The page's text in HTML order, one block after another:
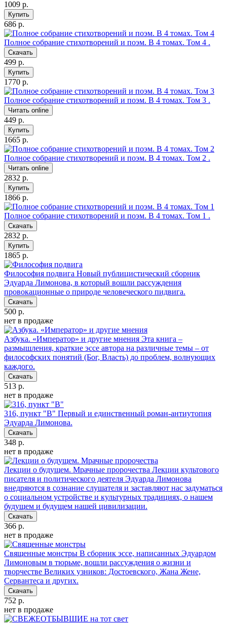
1009 р.
Купить
686 р.
Полное собрание стихотворений и поэм. В 4 томах. Том 4 .
Скачать
499 р.
Купить
1770 р.
Полное собрание стихотворений и поэм. В 4 томах. Том 3 .
Читать online
449 р.
Купить
1665 р.
Полное собрание стихотворений и поэм. В 4 томах. Том 2 .
Читать online
2832 р.
Купить
1866 р.
Полное собрание стихотворений и поэм. В 4 томах. Том 1 .
Скачать
2832 р.
Купить
1865 р.
Философия подвига Новый публицистический сборник
Эдуарда Лимонова, в который вошли рассуждения
провокационные о природе человеческого пидвига.
Скачать
500 р.
нет в продаже
Азбука. «Император» и другие мнения Эта книга –
размышления, краткие эссе автора на различные темы – от
философских понятий (Бог, Власть) до проблем, волнующих
каждого.
Скачать
513 р.
нет в продаже
316, пункт "В" Первый и единственный роман-антиутопия
Эдуарда Лимонова.
Скачать
348 р.
нет в продаже
Лекции о будущем. Мрачные пророчества Лекции культового
писателя и политического деятеля Эдуарда Лимонова
внедряются в сознание слушателя и заставляют нас задуматься
о социальном устройстве и культурных традициях, о нашем
будущем и будущем нашей цивилизации.
Скачать
366 р.
нет в продаже
Священные монстры В сборник эссе, написанных Эдуардом
Лимоновым в тюрьме, вошли рассуждения о жизни и
творчестве Великих узников: Достоевского, Жана Жене,
Сервантеса и других.
Скачать
752 р.
нет в продаже